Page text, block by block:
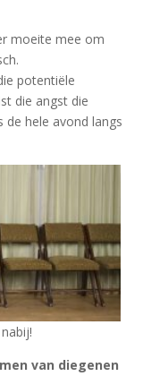
moeite mee om
potentiële
die angst die
hele avond langs
van diegenen